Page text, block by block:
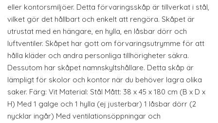
eller kontorsmiljöer. Detta förvaringsskåp är tillverkat i stål,
vilket gör det hållbart och enkelt att rengöra. Skåpet är
utrustat med en hängare, en hylla, en låsbar dörr och
luftventiler. Skåpet har gott om förvaringsutrymme för att
hålla kläder och andra personliga tillhörigheter säkra.
Dessutom har skåpet namnskyltshållare. Detta skåp är
lämpligt för skolor och kontor när du behöver lagra olika
saker. Färg: Vit Material: Stål Mått: 38 x 45 x 180 cm (B x D x
H) Med 1 galge och 1 hylla (ej justerbar) 1 låsbar dörr (2
nycklar ingår) Med ventilationsöppningar och